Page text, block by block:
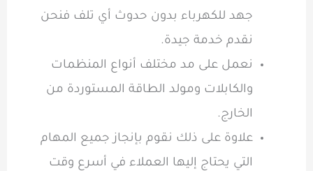
جهد للكهرباء بدون حدوث أي تلف فنحن
نقدم خدمة جيدة.
نعمل على مد مختلف أنواع المنظمات
والكابلات ومولد الطاقة المستوردة من
الخارج.
علاوة على ذلك نقوم بإنجاز جميع المهام
التي يحتاج إليها العملاء في أسرع وقت